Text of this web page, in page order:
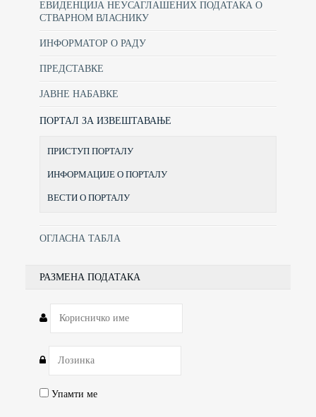
ЕВИДЕНЦИЈА НЕУСАГЛАШЕНИХ ПОДАТАКА О
СТВАРНОМ ВЛАСНИКУ
ИНФОРМАТОР О РАДУ
ПРЕДСТАВКЕ
ЈАВНЕ НАБАВКЕ
ПОРТАЛ ЗА ИЗВЕШТАВАЊЕ
ПРИСТУП ПОРТАЛУ
ИНФОРМАЦИЈЕ О ПОРТАЛУ
ВЕСТИ О ПОРТАЛУ
ОГЛАСНА ТАБЛА
РАЗМЕНА ПОДАТАКА
Упамти ме